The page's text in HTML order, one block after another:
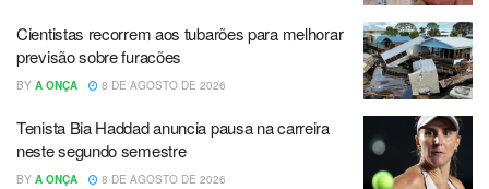
Cientistas recorrem aos tubarões para melhorar
previsão sobre furacões
BY A ONÇA 8 DE AGOSTO DE 2026
Tenista Bia Haddad anuncia pausa na carreira
neste segundo semestre
BY A ONÇA 8 DE AGOSTO DE 2026